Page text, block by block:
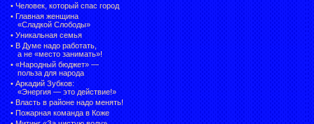
• Человек, который спас город
• Главная женщина
«Сладкой Слободы»
• Уникальная семья
• В Думе надо работать,
а не «место занимать»!
• «Народный бюджет» —
польза для народа
• Аркадий Зубков:
«Энергия — это действие!»
• Власть в районе надо менять!
• Пожарная команда в Коже